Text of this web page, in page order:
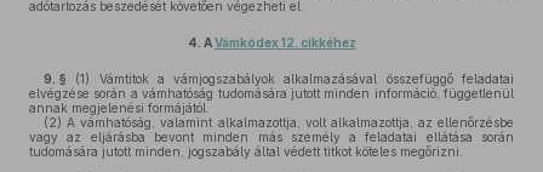
adótartozás beszedését követően végezheti el.
4. AVámkódex 12. cikkéhez
9. § (1)
Vámtitok a vámjogszabályok alkalmazásával összefüggő feladatai
elvégzése során a vámhatóság tudomására jutott minden információ, függetlenül
annak megjelenési formájától.
(2) A vámhatóság, valamint alkalmazottja, volt alkalmazottja, az ellenőrzésbe
vagy az eljárásba bevont minden más személy a feladatai ellátása során
tudomására jutott minden, jogszabály által védett titkot köteles megőrizni.